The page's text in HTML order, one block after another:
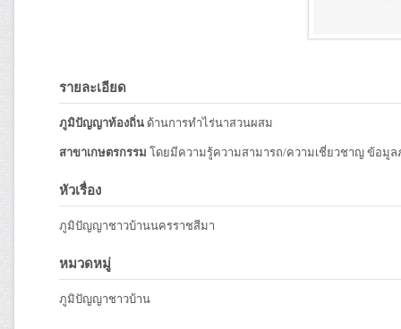
รายละเอียด
ภูมิปัญญาท้องถิ่น ด้านการทำไร่นาสวนผสม
สาขาเกษตรกรรม โดยมีความรู้ความสามารถ/ความเชี่ยวชาญ ข้อมู
หัวเรื่อง
ภูมิปัญญาชาวบ้านนครราชสีมา
หมวดหมู่
ภูมิปัญญาชาวบ้าน